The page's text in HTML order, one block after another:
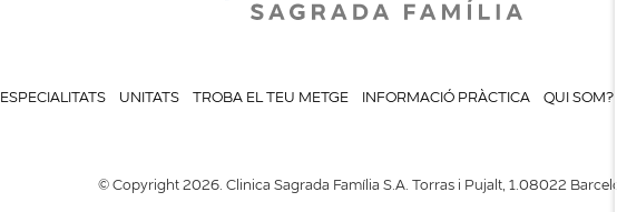
ESPECIALITATS UNITATS TROBA EL TEU METGE INFORMACIÓ PRÀCTICA QUI SOM?
© Copyright 2026. Clinica Sagrada Família S.A. Torras i Pujalt, 1.08022